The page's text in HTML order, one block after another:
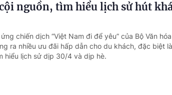
nguồn, tìm hiểu lịch sử hút
chiến dịch “Việt Nam đi để yêu” của Bộ Văn
ra nhiều ưu đãi hấp dẫn cho du khách, đặc biệt
hiểu lịch sử dịp 30/4 và dịp hè.